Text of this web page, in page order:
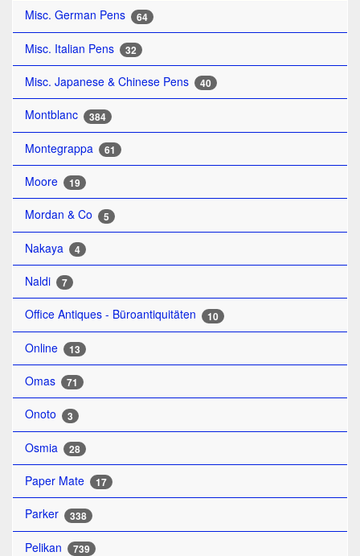
Misc. German Pens 64
Misc. Italian Pens 32
Misc. Japanese & Chinese Pens 40
Montblanc 384
Montegrappa 61
Moore 19
Mordan & Co 5
Nakaya 4
Naldi 7
Office Antiques - Büroantiquitäten 10
Online 13
Omas 71
Onoto 3
Osmia 28
Paper Mate 17
Parker 338
Pelikan 739